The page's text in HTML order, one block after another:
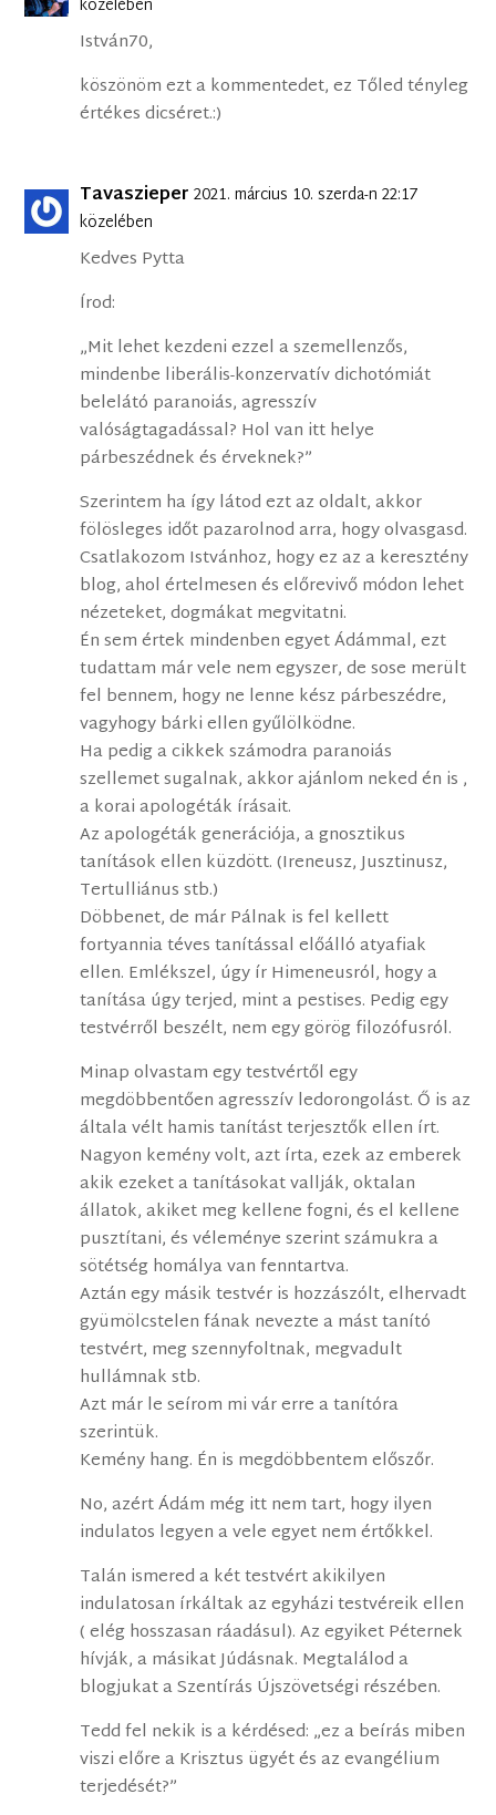
közelében
István70,
köszönöm ezt a kommentedet, ez Tőled tényleg
értékes dicséret.:)
Tavaszieper 2021. március 10. szerda-n 22:17
közelében
Kedves Pytta
Írod:
„Mit lehet kezdeni ezzel a szemellenzős,
mindenbe liberális-konzervatív dichotómiát
belelátó paranoiás, agresszív
valóságtagadással? Hol van itt helye
párbeszédnek és érveknek?”
Szerintem ha így látod ezt az oldalt, akkor
fölösleges időt pazarolnod arra, hogy olvasgasd.
Csatlakozom Istvánhoz, hogy ez az a keresztény
blog, ahol értelmesen és előrevivő módon lehet
nézeteket, dogmákat megvitatni.
Én sem értek mindenben egyet Ádámmal, ezt
tudattam már vele nem egyszer, de sose merült
fel bennem, hogy ne lenne kész párbeszédre,
vagyhogy bárki ellen gyűlölködne.
Ha pedig a cikkek számodra paranoiás
szellemet sugalnak, akkor ajánlom neked én is ,
a korai apologéták írásait.
Az apologéták generációja, a gnosztikus
tanítások ellen küzdött. (Ireneusz, Jusztinusz,
Tertulliánus stb.)
Döbbenet, de már Pálnak is fel kellett
fortyannia téves tanítással előálló atyafiak
ellen. Emlékszel, úgy ír Himeneusról, hogy a
tanítása úgy terjed, mint a pestises. Pedig egy
testvérről beszélt, nem egy görög filozófusról.
Minap olvastam egy testvértől egy
megdöbbentően agresszív ledorongolást. Ő is az
általa vélt hamis tanítást terjesztők ellen írt.
Nagyon kemény volt, azt írta, ezek az emberek
akik ezeket a tanításokat vallják, oktalan
állatok, akiket meg kellene fogni, és el kellene
pusztítani, és véleménye szerint számukra a
sötétség homálya van fenntartva.
Aztán egy másik testvér is hozzászólt, elhervadt
gyümölcstelen fának nevezte a mást tanító
testvért, meg szennyfoltnak, megvadult
hullámnak stb.
Azt már le seírom mi vár erre a tanítóra
szerintük.
Kemény hang. Én is megdöbbentem előszőr.
No, azért Ádám még itt nem tart, hogy ilyen
indulatos legyen a vele egyet nem értőkkel.
Talán ismered a két testvért akikilyen
indulatosan írkáltak az egyházi testvéreik ellen
( elég hosszasan ráadásul). Az egyiket Péternek
hívják, a másikat Júdásnak. Megtalálod a
blogjukat a Szentírás Újszövetségi részében.
Tedd fel nekik is a kérdésed: „ez a beírás miben
viszi előre a Krisztus ügyét és az evangélium
terjedését?”